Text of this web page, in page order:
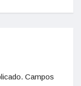
Campos